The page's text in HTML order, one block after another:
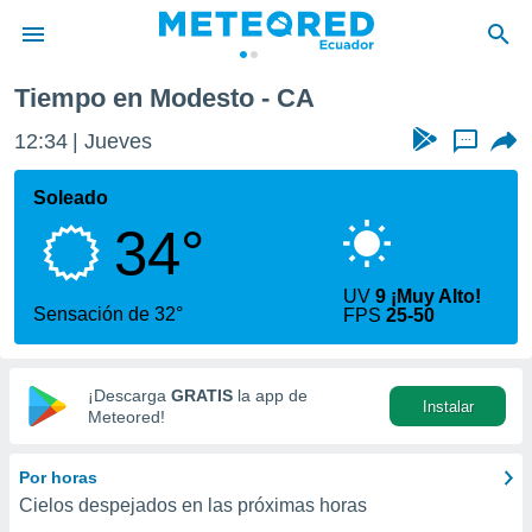
de
ha
calidad.
a este
las
y
digital
basada
Tiempo en Modesto - CA
12:34 Jueves ...
Soleado
34°
Sensación de 32°
UV9 ¡Muy Alto!
FPS25-50
¡Descarga GRATIS la app de
Meteored!
Instalar
Por horas
Cielos despejados en las próximas horas